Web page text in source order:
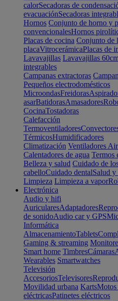
calorSecadoras de
evacuaciónSecadoras
Hornos Conjunto de horno y
convencionalesHornos
Placas de cocina Conjunto de
placaVitrocerámicaPlacas de
Lavavajillas Lavavajillas
integrables
Campanas extractoras
Pequeños electrodomésticos
MicroondasFreidoras
asarBatidorasAmasadores
CocinaTostadoras
Calefacción
Termoventiladores
TérmicosHumidificadores
Climatización Ventiladores
Calentadores de agua Termos
Belleza y salud Cuidado de
cabelloCuidado dentalSalud y
Limpieza Limpieza a vapor
Electrónica
Audio y hifi
AuricularesAdaptadores
de sonidoAudio car y GPS
Informática
AlmacenamientoTablets
Gaming & streaming
Smart home TimbresCámaras
Wearables Smartwatches
Televisión
AccesoriosTelevisores
Movilidad urbana KartsMotos
eléctricasPatinetes eléctricos